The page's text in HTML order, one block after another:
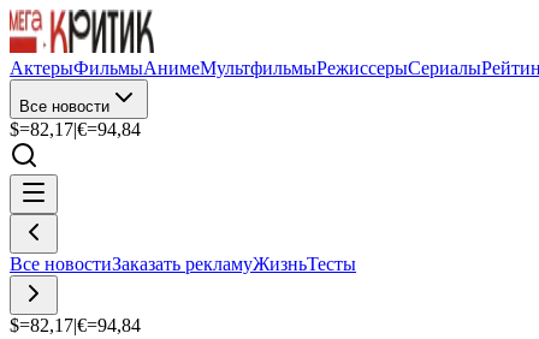
АктерыФильмыАнимеМультфильмыРежиссерыСериалы
Все новости
$=82,17|€=94,84
Все новостиЗаказать рекламуЖизньТесты
$=82,17|€=94,84